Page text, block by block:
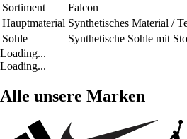
Sortiment
Falcon
Hauptmaterial Synthetisches Material /
Sohle
Synthetische Sohle mit
Loading...
Loading...
Alle unsere Marken